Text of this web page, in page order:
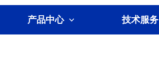
产品中心 技术服务